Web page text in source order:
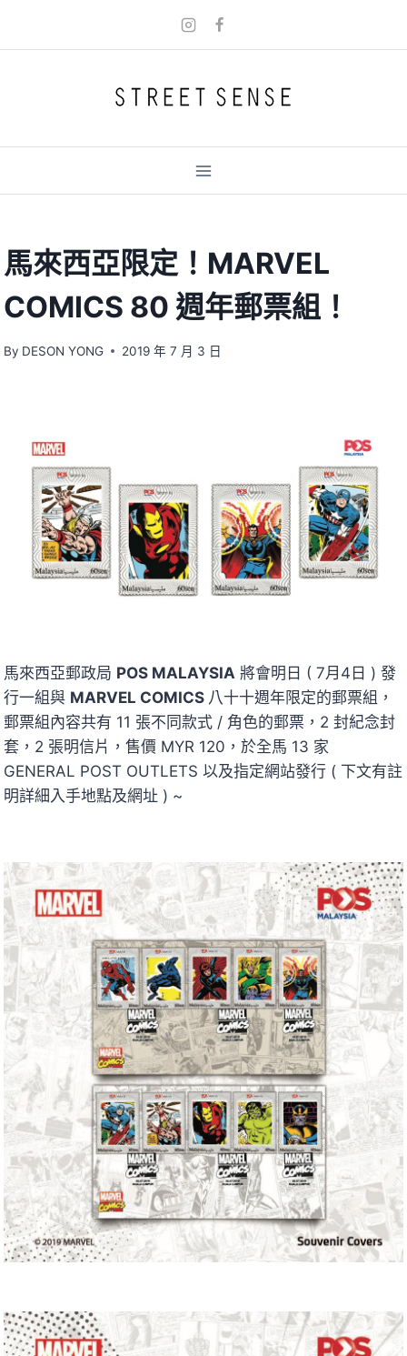
馬來西亞限定！MARVEL
COMICS 80 週年郵票組！
By DESON YONG 2019 年 7 月 3 日
馬來西亞郵政局 POS MALAYSIA 將會明日 ( 7月4日 ) 發
行一組與 MARVEL COMICS 八十十週年限定的郵票組，
郵票組內容共有 11 張不同款式 / 角色的郵票，2 封紀念封
套，2 張明信片，售價 MYR 120，於全馬 13 家
GENERAL POST OUTLETS 以及指定網站發行 ( 下文有註
明詳細入手地點及網址 ) ~